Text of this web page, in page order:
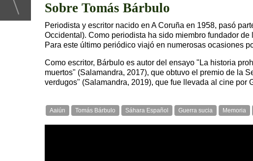
Sobre Tomás Bárbulo
Periodista y escritor nacido en A Coruña en 1958, pasó
Occidental). Como periodista ha sido miembro fundador de
Para este último periódico viajó en numerosas ocasiones
Como escritor, Bárbulo es autor del ensayo " La historia
muertos" (Salamandra, 2017), que obtuvo el premio de la
verdugos" (Salamandra, 2019), que fue llevada al cine por
Aaiún Tomás Bárbulo Sáhara Español Guerra sucia Memoria